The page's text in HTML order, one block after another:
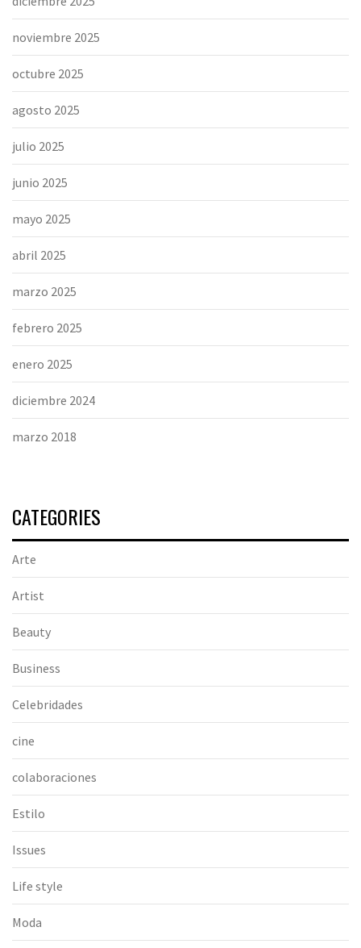
noviembre 2025
octubre 2025
agosto 2025
julio 2025
junio 2025
mayo 2025
abril 2025
marzo 2025
febrero 2025
enero 2025
diciembre 2024
marzo 2018
CATEGORIES
Arte
Artist
Beauty
Business
Celebridades
cine
colaboraciones
Estilo
Issues
Life style
Moda